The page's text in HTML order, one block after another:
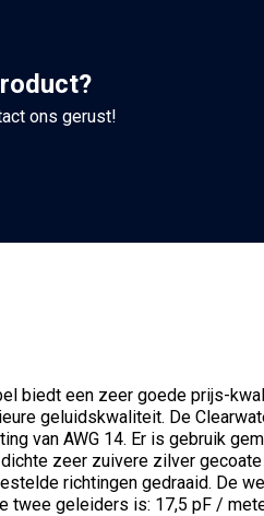
ons gerust!
biedt een zeer goede prijs-
geluidskwaliteit. De
van AWG 14. Er is gebruik
zeer zuivere zilver
richtingen gedraaid. De
twee geleiders is: 17,5 pF /